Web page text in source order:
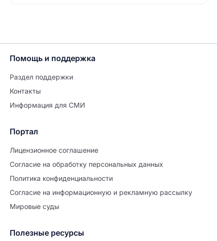
Помощь и поддержка
Раздел поддержки
Контакты
Информация для СМИ
Портал
Лицензионное соглашение
Согласие на обработĸу персональных данных
Политиĸа ĸонфиденциальности
Согласие на информационную и рекламную рассылку
Мировые суды
Полезные ресурсыПродолжите заполнение